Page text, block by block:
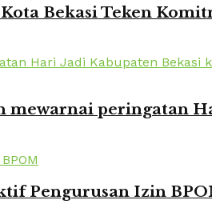
Bekasi Teken
peringatan
Pengurusan Izin